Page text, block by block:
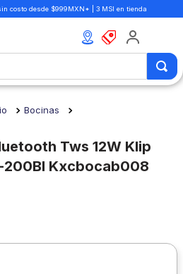
costo desde $999MXN* | 3 MSI en tienda
Bocinas
Tws 12W Klip
200Bl Kxcbocab008